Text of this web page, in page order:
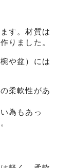
す。材質は
りました。
や盆）には
柔軟性があ
為もあっ